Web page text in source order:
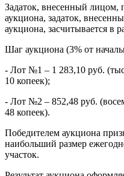
Задаток, внесенный лицом,
аукциона, задаток,
аукциона, засчитывается в
Шаг аукциона (3% от
- Лот №1 – 1 283,10 руб.
10 копеек);
- Лот №2 – 852,48 руб.
48 копеек).
Победителем аукциона
наибольший размер
участок.